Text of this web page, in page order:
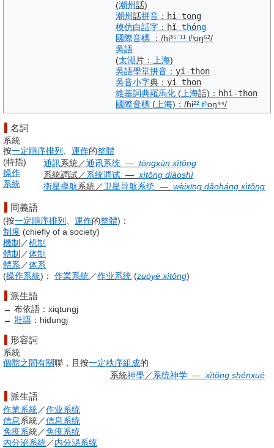
(潮州話)
潮州話拼音 ： hi tong
模仿白話字 ： hĭ thóng
國際音標
： /hi³⁵⁻¹¹ tʰoŋ⁵²/
吳語
(太湖片： 上海)
吳語學堂拼音 ： yi-thon
吳音小字典 ： yi thon
維基詞典羅馬化 ( 上海話) ： hhi-thon
國際音標 ( 上海) ： /ɦi²² tʰoŋ⁴⁴/
名詞
系統
按一定順序排列 運作的整體
通訊系統／通讯系统 ― tōngxùn xìtǒng
系統調試／系统调试 ― xìtǒng diàoshì
衛星導航系統／卫星导航系统 ― wèixīng dǎoháng xìtǒng
(特指)
操作
系統
同義語
(按一定順序排列 運作的整體) ：
制度 (chiefly of a society)
機制 ／机制
體制 ／体制
體系 ／体系
(操作系統) ： 作業系統／作业系统 (zuòyè xìtǒng)
派生語
→ 布依語： xiqtungj
→ 壯語 ： hidungj
形容詞
系統
個體之間有關聯，且按一定秩序組成的
系統神學／系统神学 ― xìtǒng shénxué
派生語
作業系統／作业系统
信息系統／信息系统
免疫系統／免疫系统
內分泌系統／内分泌系统